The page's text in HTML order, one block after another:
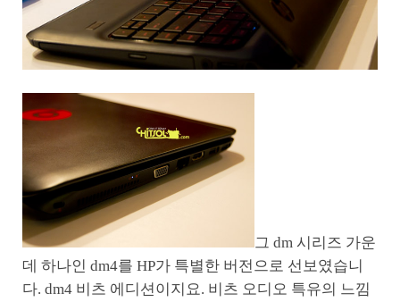
그 dm 시리즈 가운
데 하나인 dm4를 HP가 특별한 버전으로 선보였습니
다. dm4 비츠 에디션이지요. 비츠 오디오 특유의 느낌